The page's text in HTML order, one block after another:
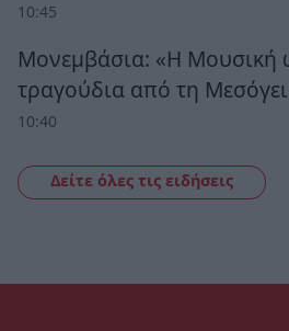
10:45
Μονεμβάσια: «Η Μουσική
τραγούδια από τη
10:40
Δείτε όλες τις ειδήσεις